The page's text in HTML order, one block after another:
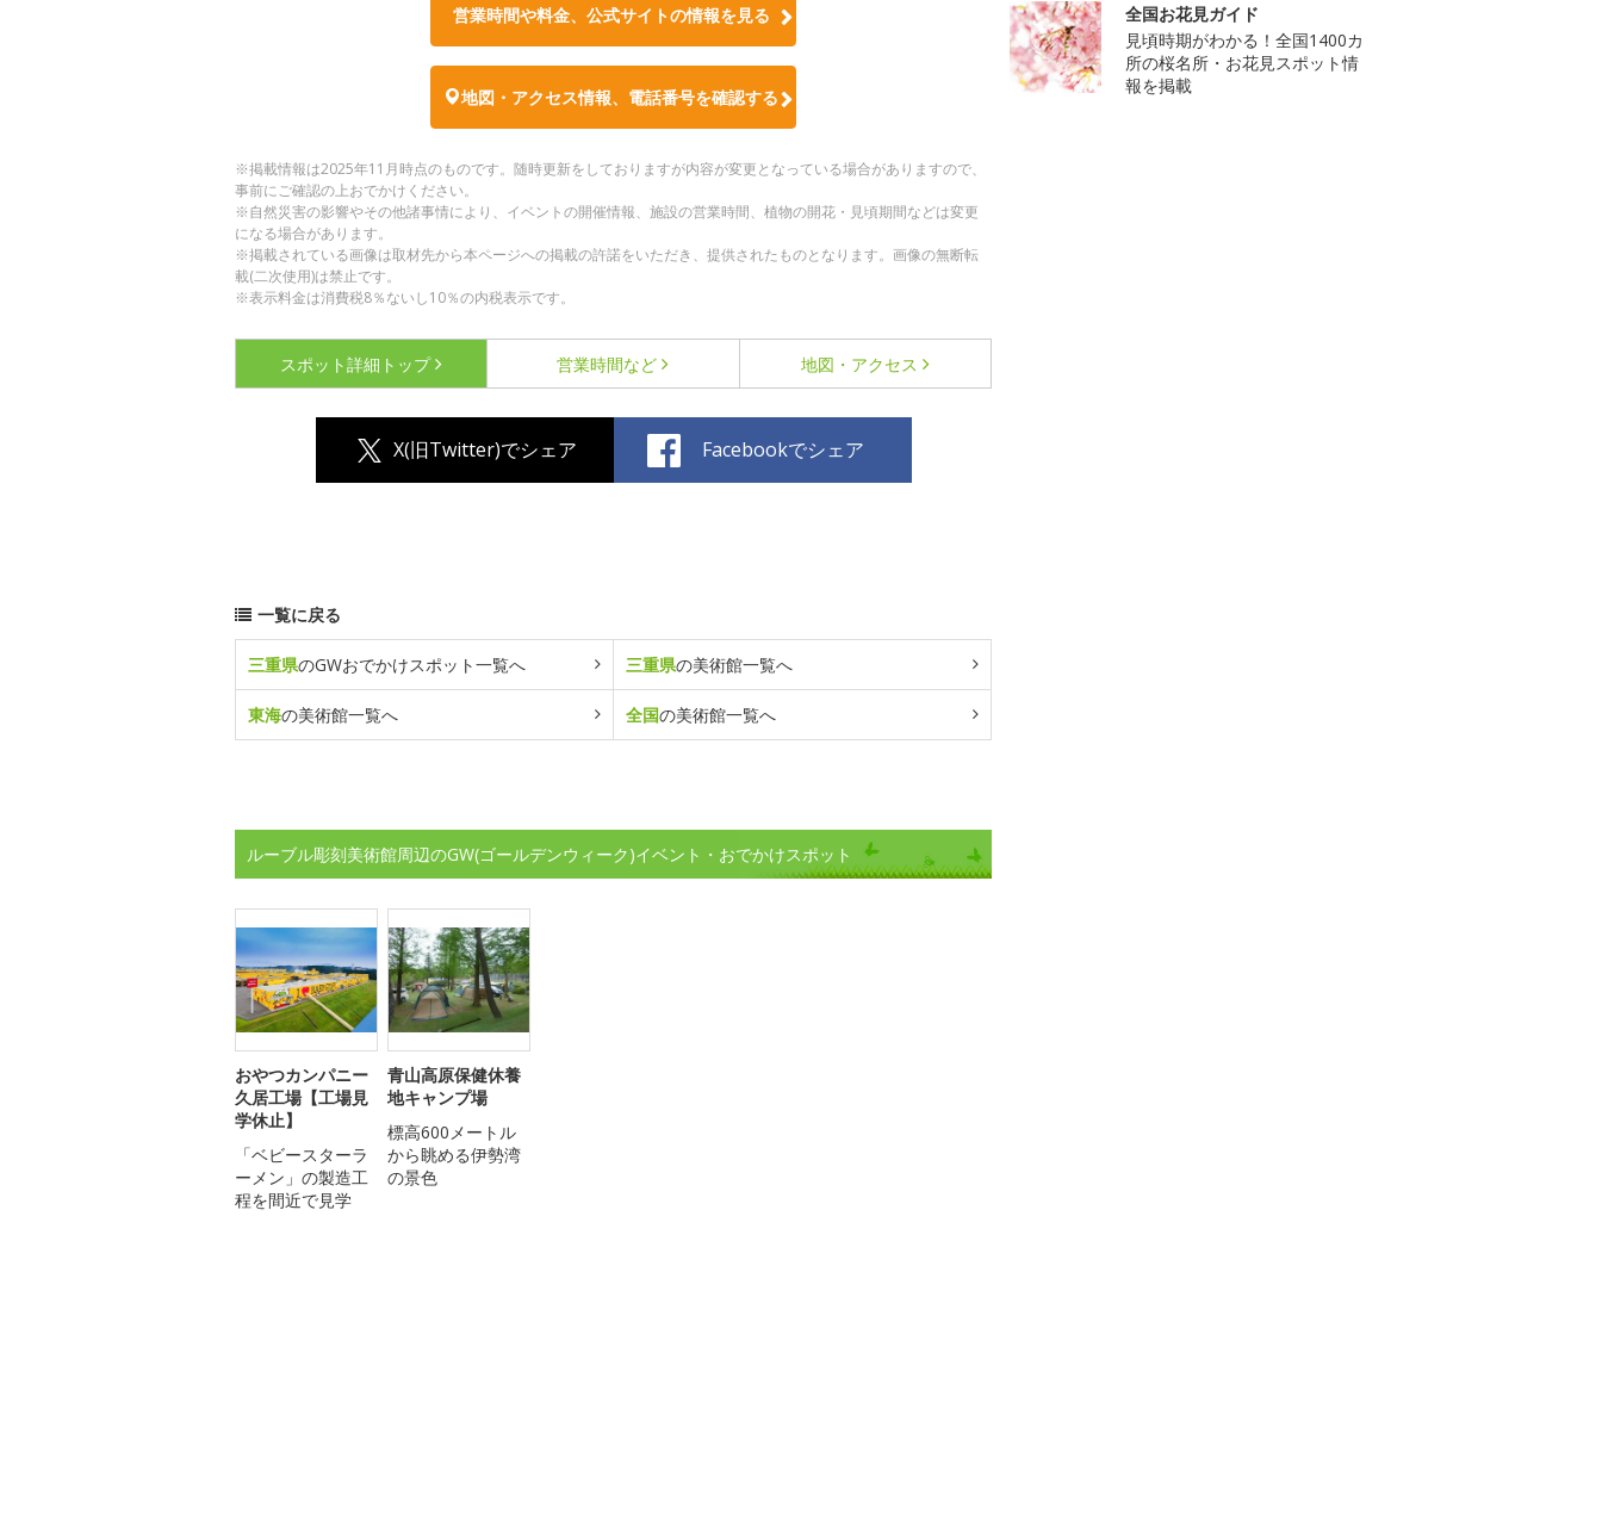
営業時間や料金、公式サイトの情報を見る
地図・アクセス情報、電話番号を確認する
※掲載情報は2025年11月時点のものです。随時更新をしておりますが内容が変更となっている場合がありますので、
事前にご確認の上おでかけください。
※自然災害の影響やその他諸事情により、イベントの開催情報、施設の営業時間、植物の開花・見頃期間などは変更
になる場合があります。
※掲載されている画像は取材先から本ページへの掲載の許諾をいただき、提供されたものとなります。画像の無断転
載(二次使用)は禁止です。
※表示料金は消費税8％ないし10％の内税表示です。
スポット詳細 トップ 営業時間など 地図・アクセス
X(旧Twitter)でシェア Facebookでシェア
一覧に戻る
三重県のGWおでかけスポット一覧へ 三重県の美術館一覧へ
東海の美術館一覧へ 全国の美術館一覧へ
ルーブル彫刻美術館周辺のGW(ゴールデンウィーク)イベント・おでかけスポット
おやつカンパニー
久居工場【工場見
学休止】
「ベビースターラ
ーメン」の製造工
程を間近で見学
青山高原保健休養
地キャンプ場
標高600メートル
から眺める伊勢湾
の景色
全国お花見ガイド
見頃時期がわかる！全国1400カ
所の桜名所・お花見スポット情
報を掲載